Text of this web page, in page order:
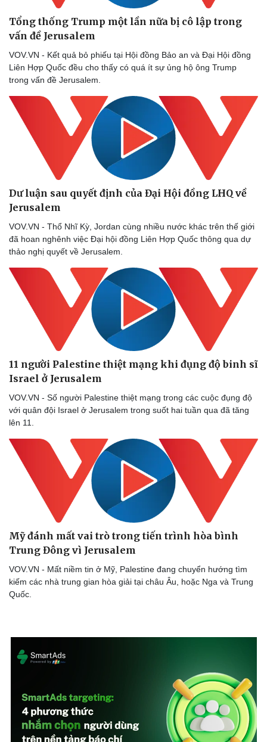
Bóng đá
Lịch thi đấu bóng đá
Thế giới thể thao
eSports
Hậu trường
Ô tô
Tư vấn
Tổng thống Trump một lần nữa bị cô lập trong
vấn đề Jerusalem
VOV.VN - Kết quả bỏ phiếu tại Hội đồng Bảo an và Đại Hội đồng
Liên Hợp Quốc đều cho thấy có quá ít sự ủng hộ ông Trump
trong vấn đề Jerusalem.
Dư luận sau quyết định của Đại Hội đồng LHQ về
Jerusalem
VOV.VN - Thổ Nhĩ Kỳ, Jordan cùng nhiều nước khác trên thế giới
đã hoan nghênh việc Đại hội đồng Liên Hợp Quốc thông qua dự
thảo nghị quyết về Jerusalem.
11 người Palestine thiệt mạng khi đụng độ binh sĩ
Israel ở Jerusalem
VOV.VN - Số người Palestine thiệt mạng trong các cuộc đụng độ
với quân đội Israel ở Jerusalem trong suốt hai tuần qua đã tăng
lên 11.
Mỹ đánh mất vai trò trong tiến trình hòa bình
Trung Đông vì Jerusalem
VOV.VN - Mất niềm tin ở Mỹ, Palestine đang chuyển hướng tìm
kiếm các nhà trung gian hòa giải tại châu Âu, hoặc Nga và Trung
Quốc.